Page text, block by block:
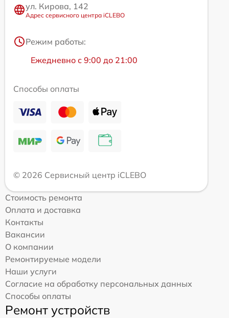
ул. Кирова, 142
Адрес сервисного центра iCLEBO
Режим работы:
Ежедневно с 9:00 до 21:00
Способы оплаты
© 2026 Сервисный центр iCLEBO
Стоимость ремонта
Оплата и доставка
Контакты
Вакансии
О компании
Ремонтируемые модели
Наши услуги
Согласие на обработку персональных данных
Способы оплаты
Ремонт устройств